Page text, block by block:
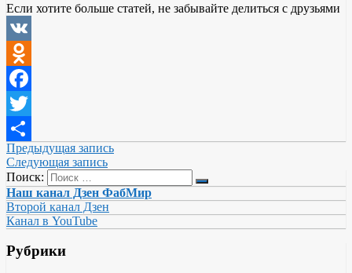
Если хотите больше статей, не забывайте делиться с друзьями
VK
Odnoklassniki
Facebook
Twitter
Отправить
Предыдущая запись
Следующая запись
Поиск:
Наш канал Дзен ФабМир
Второй канал Дзен
Канал в YouTube
Рубрики